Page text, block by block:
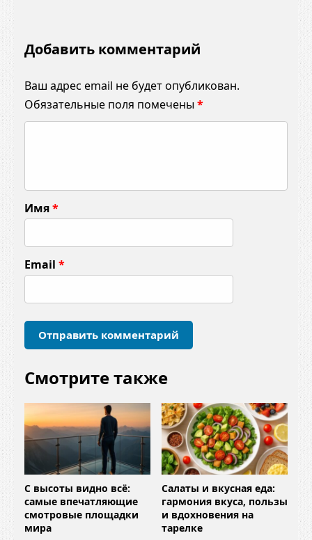
Добавить комментарий
Ваш адрес email не будет опубликован.
Обязательные поля помечены *
м
е
т
а
р
и
Имя*
Email *
Смотрите также
С высоты видно всё:
самые впечатляющие
смотровые площадки
мира
Салаты и вкусная еда:
гармония вкуса, пользы
и вдохновения на
тарелке